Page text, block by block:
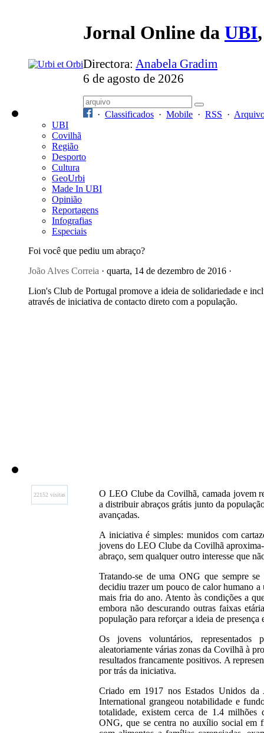
Jornal Online da UBI
Directora: Anabela Gradim
6 de agosto de 2026
· Classificados · Mobile · RSS ·
UBI
Covilhã
Região
Desporto
Cultura
GeoUrbi
Made In UBI
Opinião
Reportagens
Infografias
Especiais
Foi você que pediu um abraço?
João Alves Correia · quarta, 14 de dezembro de 2016 ·
Lion's Club de Portugal promove a ideia de solidariedade e
através de iniciativa de contacto direto com a população.
22152 visitas
O LEO Clube da Covilhã, camada jovem
a distribuir abraços grátis junto da
avançadas.
A iniciativa é simples: munidos com
jovens do LEO Clube da Covilhã aproxima-
abraço, sem qualquer outro interesse que
Tratando-se de uma ONG que sempre
decidiu trazer um pouco de calor humano a
mais fria do ano. Atento às condições a
embora não descurando outras faixas
população para reforçar a ideia de presença
Os jovens voluntários, representados
aleatoriamente várias zonas da Covilhã à
resultados francamente positivos. A
por trás da iniciativa.
Criado em 1917 nos Estados Unidos
International grangeou notabilidade e
totalidade, existem cerca de 1.4 milhões
ONG, que se centra no auxílio social em